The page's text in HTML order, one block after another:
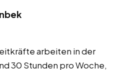
arbeiten in der
30 Stunden pro Woche,